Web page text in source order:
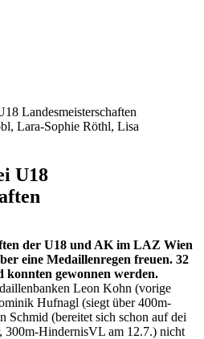
Lara-Sophie Röthl, Lisa
U18
der U18 und AK im LAZ Wien
eine Medaillenregen freuen. 32
konnten gewonnen werden.
Leon Kohn (vorige
Hufnagl (siegt über 400m-
Schmid (bereitet sich schon auf dei
300m-HindernisVL am 12.7.) nicht